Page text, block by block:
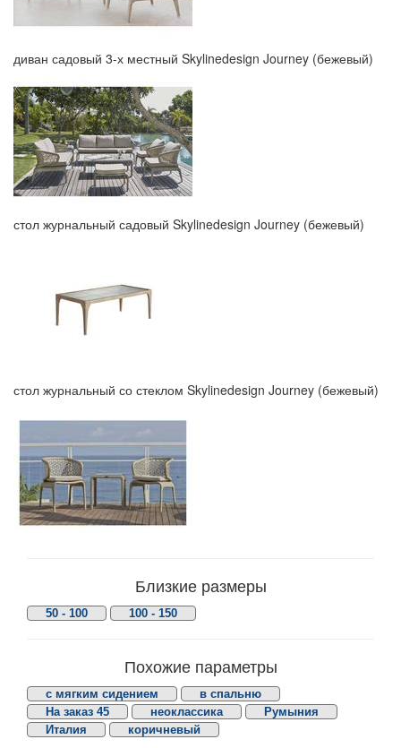
диван садовый 3-х местный Skylinedesign Journey (бежевый)
стол журнальный садовый Skylinedesign Journey (бежевый)
стол журнальный со стеклом Skylinedesign Journey (бежевый)
Близкие размеры
50 - 100 100 - 150
Похожие параметры
с мягким сидением
в спальню
На заказ 45
неоклассика
Румыния
Италия
коричневый